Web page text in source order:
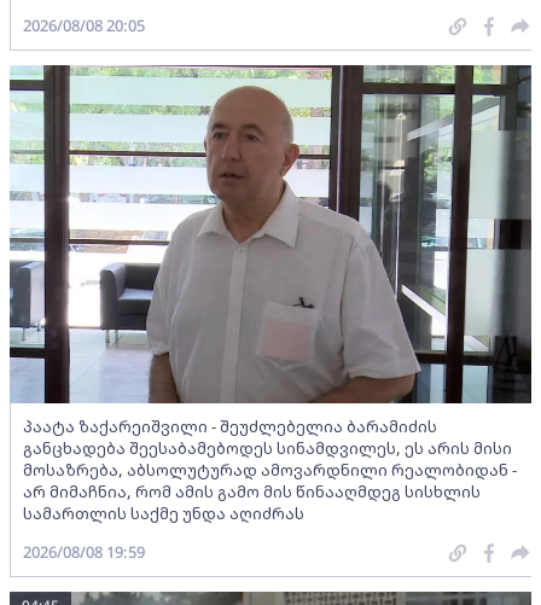
2026/08/08 20:05
პაატა ზაქარეიშვილი - შეუძლებელია ბარამიძის
განცხადება შეესაბამებოდეს სინამდვილეს, ეს არის მისი
მოსაზრება, აბსოლუტურად ამოვარდნილი რეალობიდან -
არ მიმაჩნია, რომ ამის გამო მის წინააღმდეგ სისხლის
სამართლის საქმე უნდა აღიძრას
2026/08/08 19:59